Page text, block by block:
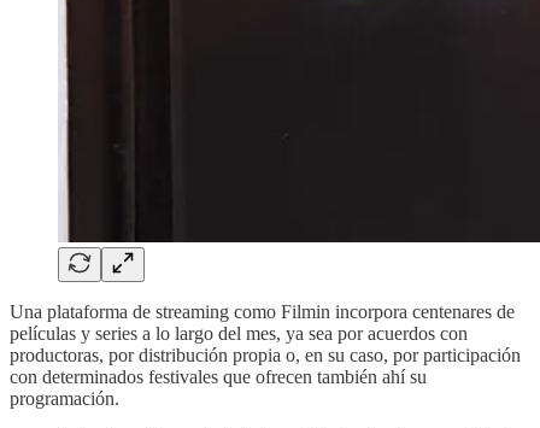
Una plataforma de streaming como Filmin incorpora centenares de
películas y series a lo largo del mes, ya sea por acuerdos con
productoras, por distribución propia o, en su caso, por participación
con determinados festivales que ofrecen también ahí su
programación.